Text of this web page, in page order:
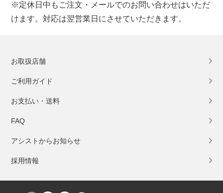
※定休日中もご注文・メールでのお問い合わせはいただ
けます。対応は翌営業日にさせていただきます。
お取扱店舗
ご利用ガイド
お支払い・送料
FAQ
アシストからお知らせ
採用情報